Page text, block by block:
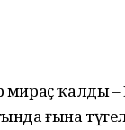
мираҫ ҡалды
ғына